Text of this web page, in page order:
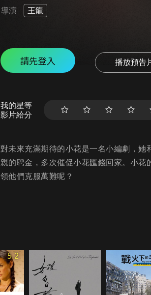
導演 王龍
請先登入 播放預告
我的星等
影片給分
對未來充滿期待的小花是一名小編劇，
親的聘金，多次催促小花匯錢回家。小
領他們克服萬難呢？
5.2